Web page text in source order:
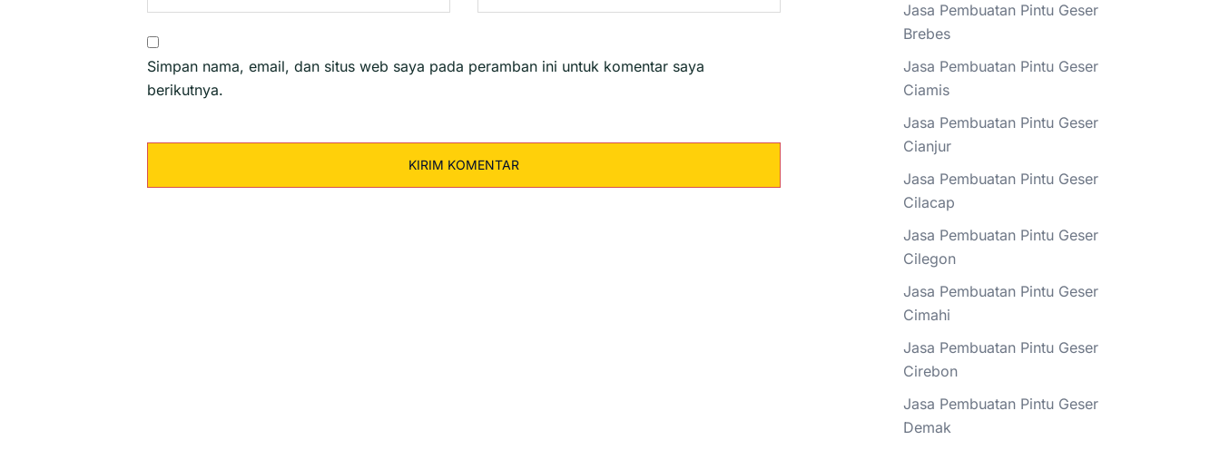
Simpan nama, email, dan situs web saya pada peramban ini untuk komentar saya
berikutnya.
Jasa Pembuatan Pintu Geser
Brebes
Jasa Pembuatan Pintu Geser
Ciamis
Jasa Pembuatan Pintu Geser
Cianjur
Jasa Pembuatan Pintu Geser
Cilacap
Jasa Pembuatan Pintu Geser
Cilegon
Jasa Pembuatan Pintu Geser
Cimahi
Jasa Pembuatan Pintu Geser
Cirebon
Jasa Pembuatan Pintu Geser
Demak